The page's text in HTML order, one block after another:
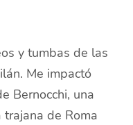
y tumbas de las
Me impactó
Bernocchi, una
de Roma